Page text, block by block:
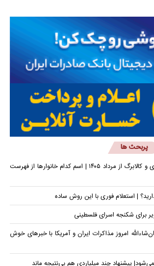
پربحث ها
آغاز قطع یارانه نقدی و کالابرگ از مرداد ۱۴۰۵ | اسم کدام خانوار‌ها از فهرست
| استعلام فوری با این روش ساده
برای شکنجه اسرای فلسطینی
امروز مذاکرات ایران و آمریکا با خبرهای خوش
پیشنهاد چند میلیاردی هم بی‌نتیجه ماند